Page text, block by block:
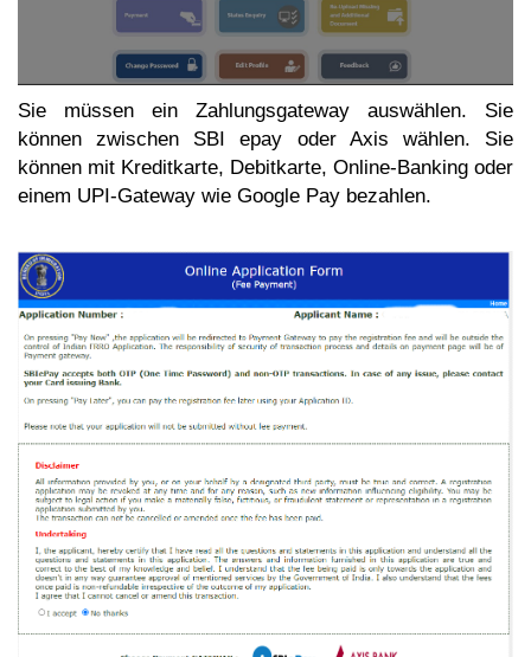
Sie müssen ein Zahlungsgateway auswählen. Sie
können zwischen SBI epay oder Axis wählen. Sie
können mit Kreditkarte, Debitkarte, Online-Banking oder
einem UPI-Gateway wie Google Pay bezahlen.